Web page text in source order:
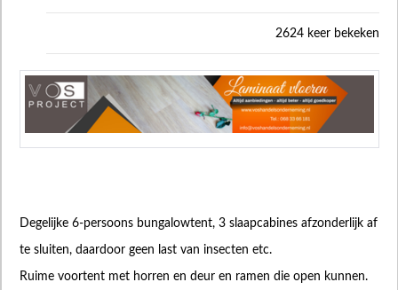
2624 keer bekeken
Degelijke 6-persoons bungalowtent, 3 slaapcabines afzonderlijk af
te sluiten, daardoor geen last van insecten etc.
Ruime voortent met horren en deur en ramen die open kunnen.